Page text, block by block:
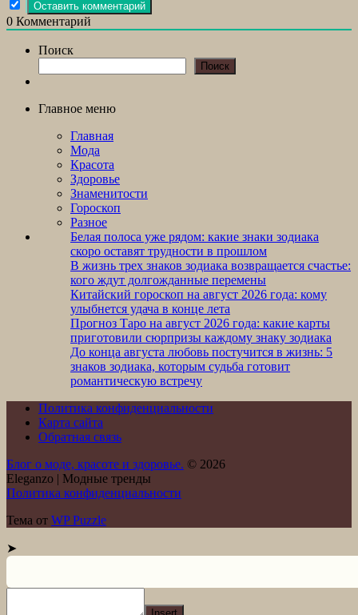
0 Комментарий
Поиск
Поиск
Главное меню
Главная
Мода
Красота
Здоровье
Знаменитости
Гороскоп
Разное
Белая полоса уже рядом: какие знаки зодиака
скоро оставят трудности в прошлом
В жизнь трех знаков зодиака возвращается счастье:
кого ждут долгожданные перемены
Китайский гороскоп на август 2026 года: кому
улыбнется удача в конце лета
Прогноз Таро на август 2026 года: какие карты
приготовили сюрпризы каждому знаку зодиака
До конца августа любовь постучится в жизнь: 5
знаков зодиака, которым судьба готовит
романтическую встречу
Политика конфиденциальности
Карта сайта
Обратная связь
Блог о моде, красоте и здоровье. © 2026
Eleganzo | Модные тренды
Политика конфиденциальности
Тема от WP Puzzle
➤